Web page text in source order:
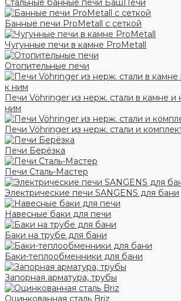
Стальные банные печи БашПечи
Банные печи ProMetall с сеткой
Чугунные печи в камне ProMetall
Отопительные печи
Печи Vöhringer из нерж. стали в камне
ним
Печи Vöhringer из нерж. стали и
Печи Берёзка
Печи Сталь-Мастер
Электрические печи SANGENS для бани
Навесные баки для печи
Баки на трубе для бани
Баки-теплообменники для бани
Запорная арматура, трубы
Оцинкованная сталь Briz